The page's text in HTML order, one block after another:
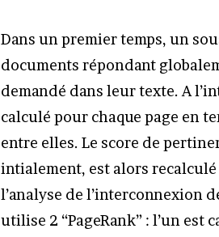
Dans un premier temps, un
documents répondant
demandé dans leur texte. A
calculé pour chaque page en
entre elles. Le score de
intialement, est alors
l’analyse de l’interconnexion
utilise 2 “PageRank” : l’un est